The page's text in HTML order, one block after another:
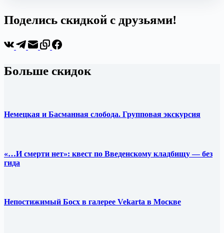
Поделись скидкой с друзьями!
Больше скидок
Немецкая и Басманная слобода. Групповая экскурсия
«…И смерти нет»: квест по Введенскому кладбищу — без
гида
Непостижимый Босх в галерее Vekarta в Москве